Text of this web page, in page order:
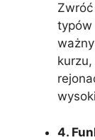
typów
4.